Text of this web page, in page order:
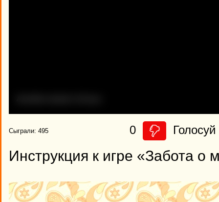
Сыграли: 495 0 Голосуй
Инструкция к игре «Забота